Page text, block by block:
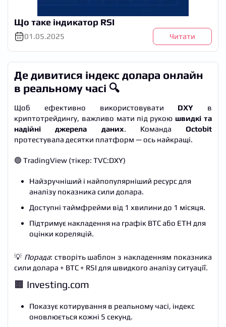
Що таке індикатор RSI
01.05.2025 Читати
Де дивитися індекс долара онлайн
в реальному часі 🔍
Щоб ефективно використовувати DXY в
криптотрейдингу, важливо мати під рукою швидкі та
надійні джерела даних. Команда Octobit
протестувала десятки платформ — ось найкращі.
🟢 TradingView (тікер: TVC:DXY)
Найзручніший і найпопулярніший ресурс для
аналізу показника сили долара.
Доступні таймфрейми від 1 хвилини до 1 місяця.
Підтримує накладення на графік BTC або ETH для
оцінки кореляцій.
💡 Порада: створіть шаблон з накладенням показника
сили долара + BTC + RSI для швидкого аналізу ситуації.
🟧 Investing.com
Показує котирування в реальному часі, індекс
оновлюється кожні 5 секунд.